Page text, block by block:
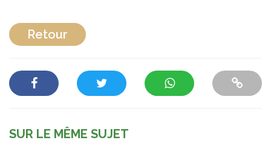
Retour
SUR LE MÊME SUJET